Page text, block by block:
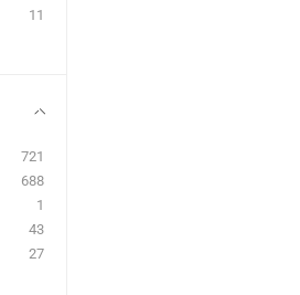
11
721
688
1
43
27